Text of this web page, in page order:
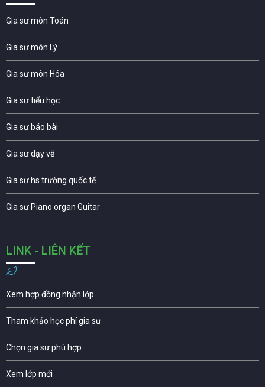
Gia sư môn Toán
Gia sư môn Lý
Gia sư môn Hóa
Gia sư tiểu học
Gia sư báo bài
Gia sư dạy vẽ
Gia sư hs trường quốc tế
Gia sư Piano organ Guitar
LINK - LIÊN KẾT
Xem hợp đồng nhận lớp
Tham khảo học phí gia sư
Chọn gia sư phù hợp
Xem lớp mới